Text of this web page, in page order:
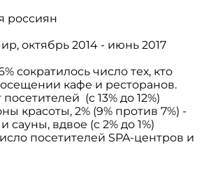
октябрь 2014 - июнь 2017
сократилось число тех, кто
кафе и ресторанов.
(с 13% до 12%)
красоты, 2% (9% против 7%) -
сауны, вдвое (с 2% до 1%)
посетителей SPA-центров и